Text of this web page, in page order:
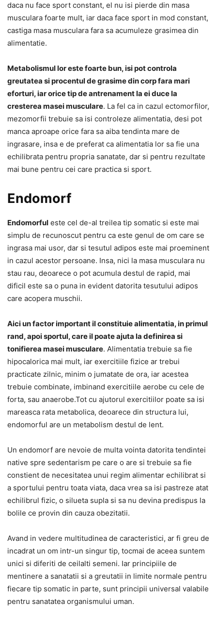
daca nu face sport constant, el nu isi pierde din masa
musculara foarte mult, iar daca face sport in mod constant,
castiga masa musculara fara sa acumuleze grasimea din
alimentatie.
Metabolismul lor este foarte bun, isi pot controla
greutatea si procentul de grasime din corp fara mari
eforturi, iar orice tip de antrenament la ei duce la
cresterea masei musculare. La fel ca in cazul ectomorfilor,
mezomorfii trebuie sa isi controleze alimentatia, desi pot
manca aproape orice fara sa aiba tendinta mare de
ingrasare, insa e de preferat ca alimentatia lor sa fie una
echilibrata pentru propria sanatate, dar si pentru rezultate
mai bune pentru cei care practica si sport.
Endomorf
Endomorful este cel de-al treilea tip somatic si este mai
simplu de recunoscut pentru ca este genul de om care se
ingrasa mai usor, dar si tesutul adipos este mai proeminent
in cazul acestor persoane. Insa, nici la masa musculara nu
stau rau, deoarece o pot acumula destul de rapid, mai
dificil este sa o puna in evident datorita tesutului adipos
care acopera muschii.
Aici un factor important il constituie alimentatia, in primul
rand, apoi sportul, care il poate ajuta la definirea si
tonifierea masei musculare. Alimentatia trebuie sa fie
hipocalorica mai mult, iar exercitiile fizice ar trebui
practicate zilnic, minim o jumatate de ora, iar acestea
trebuie combinate, imbinand exercitiile aerobe cu cele de
forta, sau anaerobe.Tot cu ajutorul exercitiilor poate sa isi
mareasca rata metabolica, deoarece din structura lui,
endomorful are un metabolism destul de lent.
Un endomorf are nevoie de multa vointa datorita tendintei
native spre sedentarism pe care o are si trebuie sa fie
constient de necesitatea unui regim alimentar echilibrat si
a sportului pentru toata viata, daca vrea sa isi pastreze atat
echilibrul fizic, o silueta supla si sa nu devina predispus la
bolile ce provin din cauza obezitatii.
Avand in vedere multitudinea de caracteristici, ar fi greu de
incadrat un om intr-un singur tip, tocmai de aceea suntem
unici si diferiti de ceilalti semeni. Iar principiile de
mentinere a sanatatii si a greutatii in limite normale pentru
fiecare tip somatic in parte, sunt principii universal valabile
pentru sanatatea organismului uman.